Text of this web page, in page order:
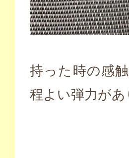
持った時の感
程よい弾力が